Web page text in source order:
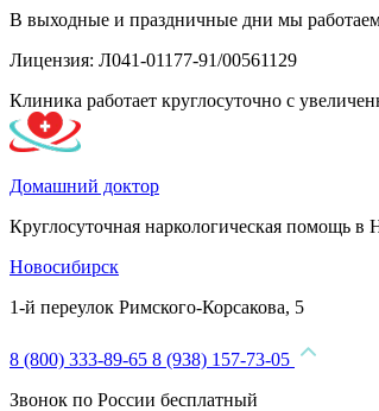
В выходные и праздничные дни мы
Лицензия: Л041-01177-91/00561129
Клиника работает круглосуточно с
Домашний доктор
Круглосуточная наркологическая помощь в
Новосибирск
1-й переулок Римского-Корсакова, 5
8 (800) 333-89-65 8 (938) 157-73-05
Звонок по России бесплатный